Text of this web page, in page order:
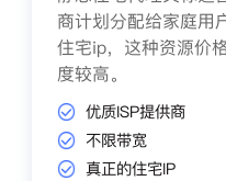
商计划分配给家庭用
住宅ip，这种资源价
度较高。
优质ISP提供商
不限带宽
真正的住宅IP